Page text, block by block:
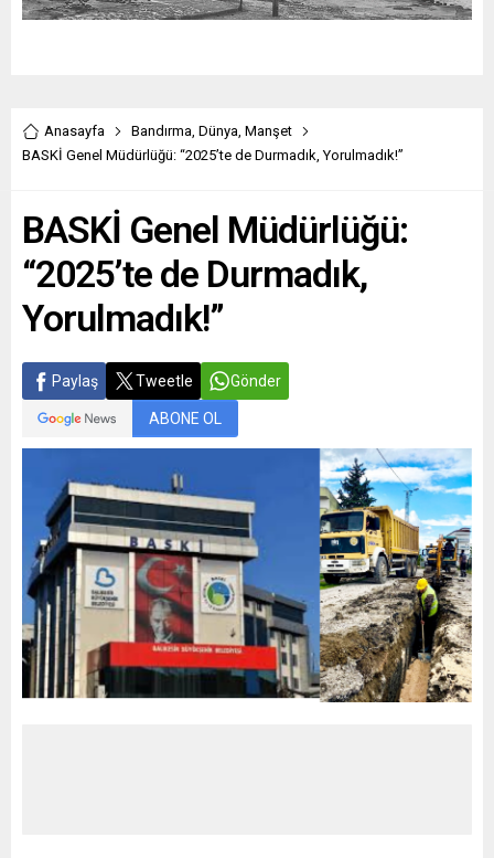
Anasayfa Bandırma, Dünya, Manşet
BASKİ Genel Müdürlüğü: “2025’te de Durmadık, Yorulmadık!”
BASKİ Genel Müdürlüğü:
“2025’te de Durmadık,
Yorulmadık!”
Paylaş Tweetle Gönder
ABONE OL